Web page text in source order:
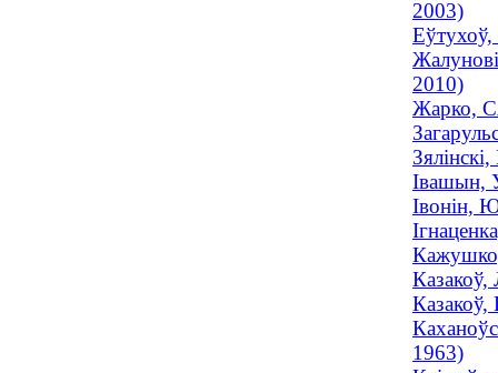
2003)
Еўтухоў,
2010)
Жарко,
Івашын,
Івонін,
Казакоў,
Казакоў,
1963)